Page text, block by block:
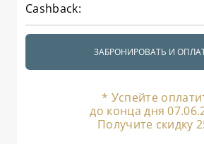
АКСЕССУАРЫ И РАСХОДНЫЕ
НАБОРЫ И ПОДАРОЧНЫЕ
КАРЬЕРА
СТАТЬ
Cashback:
ЗАБРОНИРОВАТЬ И
* Успейте
до конца дня
Получите скидку